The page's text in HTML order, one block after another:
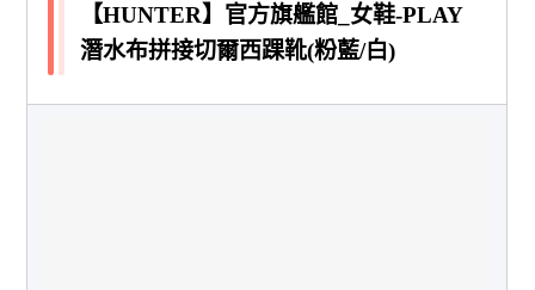
【HUNTER】官方旗艦館_女鞋-PLAY
潛水布拼接切爾西踝靴(粉藍/白)